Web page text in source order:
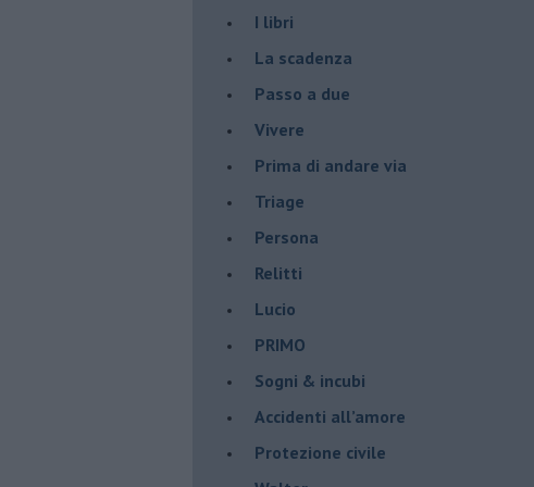
I libri
La scadenza
Passo a due
Vivere
Prima di andare via
Triage
Persona
Relitti
Lucio
PRIMO
Sogni & incubi
Accidenti all’amore
Protezione civile